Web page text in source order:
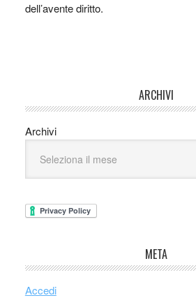
dell’avente diritto.
ARCHIVI
Archivi
META
Accedi